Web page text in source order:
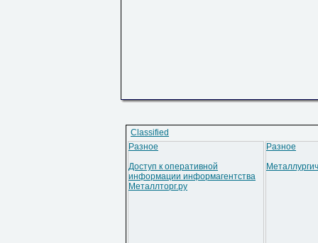
Classified
Разное
Доступ к оперативной
информации информагентства
Металлторг.ру
Разное